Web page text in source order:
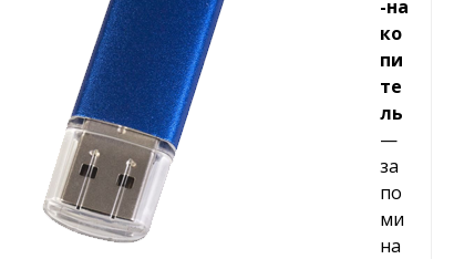
-на
ко
пи
те
ль
—
за
по
ми
на